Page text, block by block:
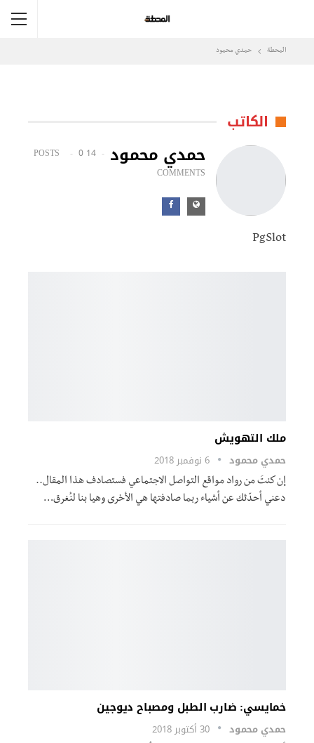
المحطة حمدي محمود
الكاتب
حمدي محمود 14 POSTS
0
COMMENTS
PgSlot
ملك التهويش
حمدي محمود 6 نوفمبر 2018
إن كنتَ من رواد مواقع التواصل الاجتماعي فستصادف هذا المقال..
دعني أحدّثك عن أشياء ربما صادفتها هي الأخرى وهيا بنا لنُغرق…
خمايسي: ضارب الطبل ومصباح ديوجين
حمدي محمود 30 أكتوبر 2018